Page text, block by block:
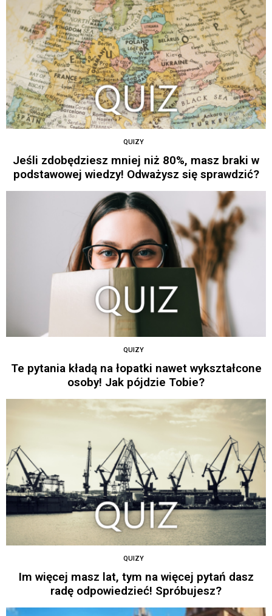
QUIZY
Jeśli zdobędziesz mniej niż 80%, masz braki w
podstawowej wiedzy! Odważysz się sprawdzić?
QUIZY
Te pytania kładą na łopatki nawet wykształcone
osoby! Jak pójdzie Tobie?
QUIZY
Im więcej masz lat, tym na więcej pytań dasz
radę odpowiedzieć! Spróbujesz?